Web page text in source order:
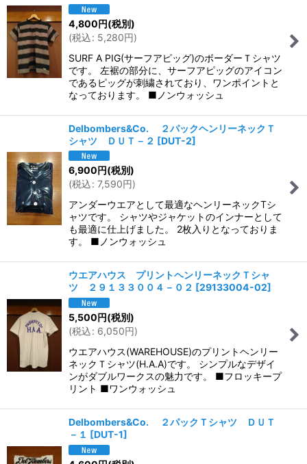
4,800円(税別)
(税込: 5,280円)
SURF A PIG(サーフアピッグ)のボーダーＴシャツ
です。 左裾の部分に、サーフアピッグのアイコン
であるピッグが刺繍されており、ワンポイントと
なっております。 ■ノンウォッシュ
Delbombers&Co. ２パックヘンリーネックＴ
シャツ ＤＵＴ－２ [DUT-2]
6,900円(税別)
(税込: 7,590円)
アンダーウエアとして最適なヘンリーネックTシ
ャツです。 シャツやジャケットのインナーとして
も最適に仕上げました。 2枚入りとなっておりま
す。 ■ノンウォッシュ
ウエアハウス プリントヘンリーネックＴシャ
ツ ２９１３３００４－０２ [29133004-02]
5,500円(税別)
(税込: 6,050円)
ウエアハウス(WAREHOUSE)のプリントヘンリー
ネックＴシャツ(H.A.A)です。 シンプルなデザイ
ンがダブルワークスの魅力です。 ■フロッキープ
リント ■ワンウォッシュ
Delbombers&Co. ２パックＴシャツ ＤＵＴ
－１ [DUT-1]